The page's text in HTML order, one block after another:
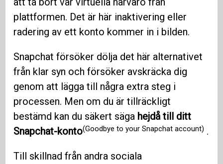
plattformen. Det är här inaktivering eller
radering av ett konto kommer in i bilden.
Snapchat försöker dölja det här alternativet
från klar syn och försöker avskräcka dig
genom att lägga till några extra steg i
processen. Men om du är tillräckligt
bestämd kan du säkert säga hejdå till ditt
Snapchat-konto(Goodbye to your Snapchat account) .
Till skillnad från andra sociala